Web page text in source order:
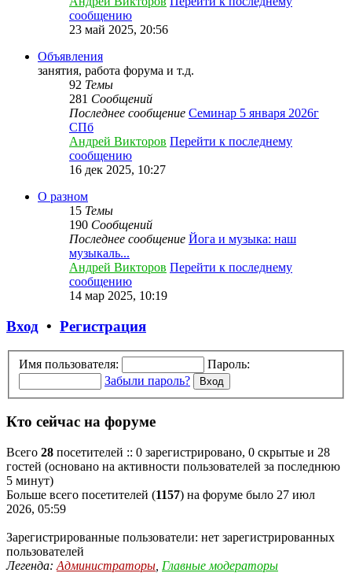
сообщению
23 май 2025, 20:56
Объявления
занятия, работа форума и т.д.
92 Темы
281 Сообщений
Последнее сообщение Семинар 5 января 2026г
СПб
Андрей Викторов Перейти к последнему
сообщению
16 дек 2025, 10:27
О разном
15 Темы
190 Сообщений
Последнее сообщение Йога и музыка: наш
музыкаль...
Андрей Викторов Перейти к последнему
сообщению
14 мар 2025, 10:19
Вход • Регистрация
Имя пользователя:
Пароль:
Забыли пароль?
Кто сейчас на форуме
Всего 28 посетителей :: 0 зарегистрировано, 0 скрытые и 28
гостей (основано на активности пользователей за последнюю
5 минут)
Больше всего посетителей (1157) на форуме было 27 июл
2026, 05:59
Зарегистрированные пользователи: нет зарегистрированных
пользователей
Легенда: Администраторы Главные модераторы